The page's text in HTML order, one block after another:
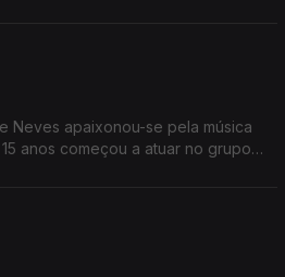
Neves apaixonou-se pela música
anos começou a atuar no grupo